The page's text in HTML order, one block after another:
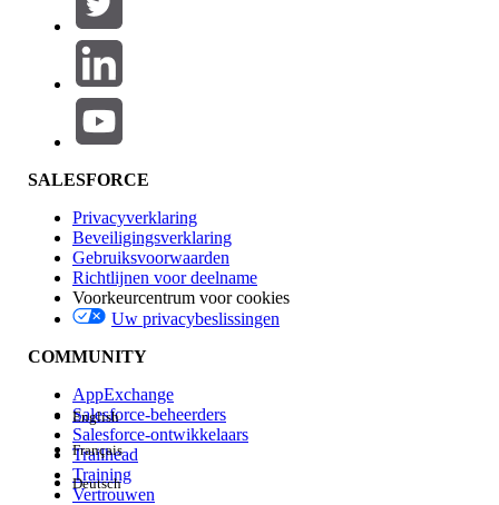
Productgebied
Invloed op functies
Edition
Ervaring
SALESFORCE
Privacyverklaring
Beveiligingsverklaring
Gebruiksvoorwaarden
Richtlijnen voor deelname
Voorkeurcentrum voor cookies
Uw privacybeslissingen
COMMUNITY
AppExchange
Salesforce-beheerders
Salesforce-ontwikkelaars
Trailhead
Training
Vertrouwen
English
Français
Deutsch